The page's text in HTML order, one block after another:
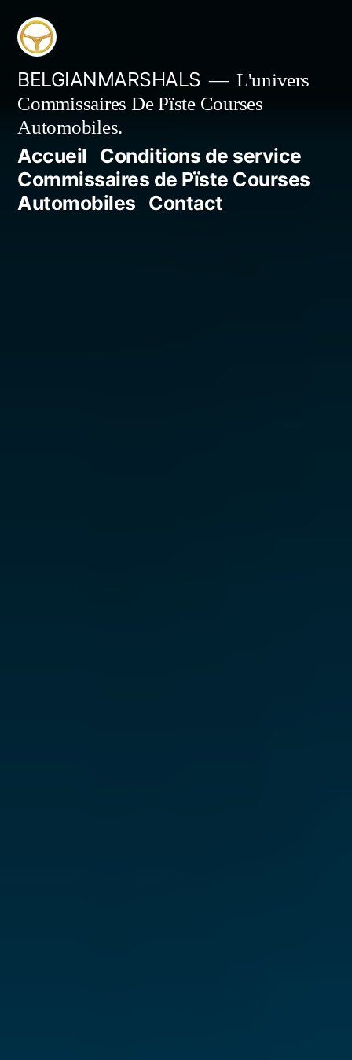
Aller
contenu
BELGIANMARSHALS
L'univers
Commissaires De Pïste Courses
Automobiles.
Accueil Conditions de service
Commissaires de Pïste Courses
Automobiles Contact